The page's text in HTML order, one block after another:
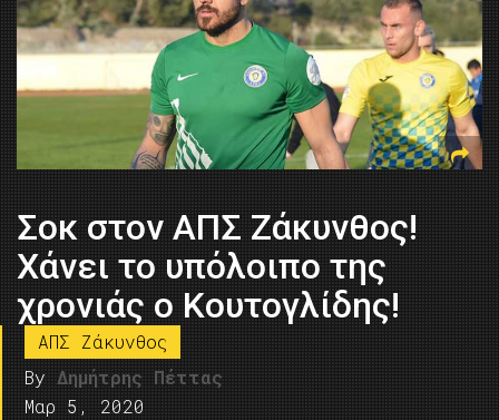
Σοκ στον ΑΠΣ Ζάκυνθος!
Χάνει το υπόλοιπο της
χρονιάς ο Κουτογλίδης!
ΑΠΣ Ζάκυνθος
By Δημήτρης Πέττας
Μαρ 5, 2020